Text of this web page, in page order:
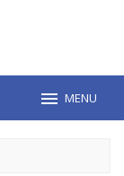
MENU